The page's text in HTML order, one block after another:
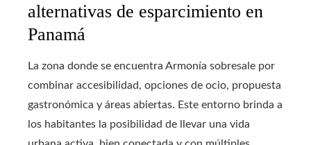
alternativas de esparcimiento en
Panamá
La zona donde se encuentra Armonía sobresale por
combinar accesibilidad, opciones de ocio, propuesta
gastronómica y áreas abiertas. Este entorno brinda a
los habitantes la posibilidad de llevar una vida